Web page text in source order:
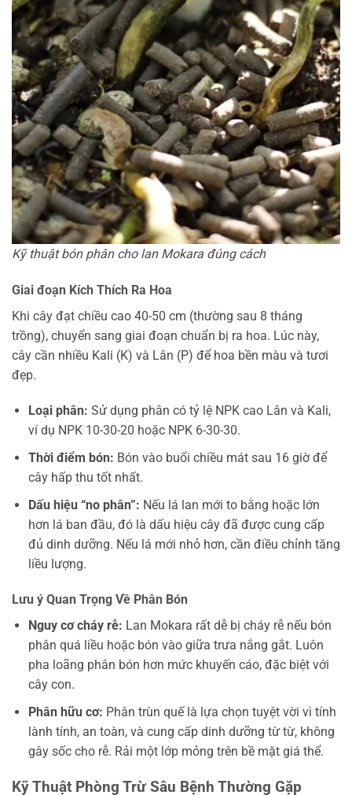
Kỹ thuật bón phân cho lan Mokara đúng cách
Giai đoạn Kích Thích Ra Hoa
Khi cây đạt chiều cao 40-50 cm (thường sau 8 tháng
trồng), chuyển sang giai đoạn chuẩn bị ra hoa. Lúc này,
cây cần nhiều Kali (K) và Lân (P) để hoa bền màu và tươi
đẹp.
Loại phân: Sử dụng phân có tỷ lệ NPK cao Lân và Kali,
ví dụ NPK 10-30-20 hoặc NPK 6-30-30.
Thời điểm bón: Bón vào buổi chiều mát sau 16 giờ để
cây hấp thu tốt nhất.
Dấu hiệu “no phân”: Nếu lá lan mới to bằng hoặc lớn
hơn lá ban đầu, đó là dấu hiệu cây đã được cung cấp
đủ dinh dưỡng. Nếu lá mới nhỏ hơn, cần điều chỉnh tăng
liều lượng.
Lưu ý Quan Trọng Về Phân Bón
Nguy cơ cháy rễ: Lan Mokara rất dễ bị cháy rễ nếu bón
phân quá liều hoặc bón vào giữa trưa nắng gắt. Luôn
pha loãng phân bón hơn mức khuyến cáo, đặc biệt với
cây con.
Phân hữu cơ: Phân trùn quế là lựa chọn tuyệt vời vì tính
lành tính, an toàn, và cung cấp dinh dưỡng từ từ, không
gây sốc cho rễ. Rải một lớp mỏng trên bề mặt giá thể.
Kỹ Thuật Phòng Trừ Sâu Bệnh Thường Gặp